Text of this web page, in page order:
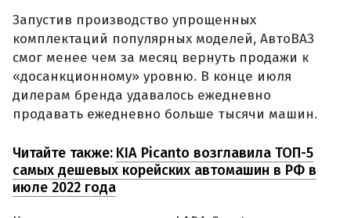
Запустив производство упрощенных
комплектаций популярных моделей, АвтоВАЗ
смог менее чем за месяц вернуть продажи к
«досанкционному» уровню. В конце июля
дилерам бренда удавалось ежедневно
продавать ежедневно больше тысячи машин.
Читайте также: KIA Picanto возглавила ТОП-5
самых дешевых корейских автомашин в РФ в
июле 2022 года